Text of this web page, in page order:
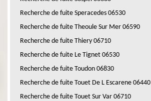
Recherche de fuite Speracedes 06530
Recherche de fuite Theoule Sur Mer 06590
Recherche de fuite Thiery 06710
Recherche de fuite Le Tignet 06530
Recherche de fuite Toudon 06830
Recherche de fuite Touet De L Escarene 06440
Recherche de fuite Touet Sur Var 06710